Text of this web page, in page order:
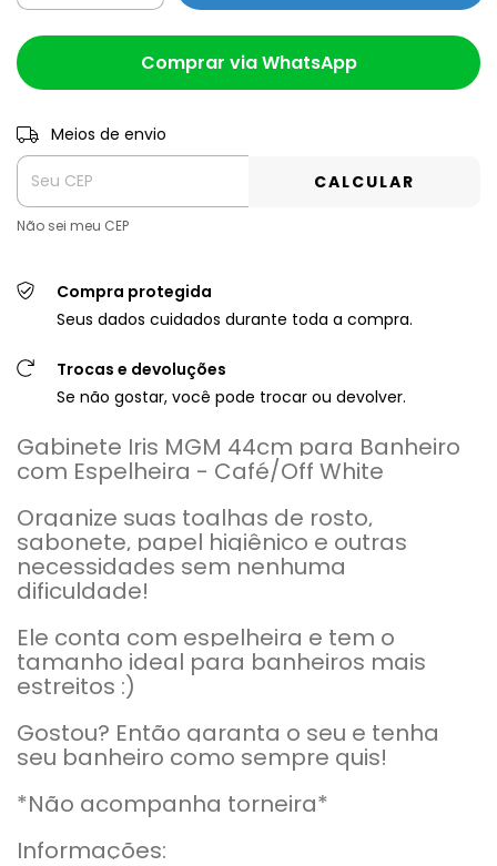
Comprar via WhatsApp
Entregas para o CEP:
Meios de envio
CALCULAR
Não sei meu CEP
Compra protegida
Seus dados cuidados durante toda a compra.
Trocas e devoluções
Se não gostar, você pode trocar ou devolver.
Gabinete Iris MGM 44cm para Banheiro
com Espelheira - Café/Off White
Organize suas toalhas de rosto,
sabonete, papel higiênico e outras
necessidades sem nenhuma
dificuldade!
Ele conta com espelheira e tem o
tamanho ideal para banheiros mais
estreitos :)
Gostou? Então garanta o seu e tenha
seu banheiro como sempre quis!
*Não acompanha torneira*
Informações: